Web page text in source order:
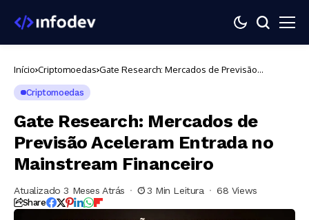
Início Criptomoedas Gate Research: Mercados de Previsão
Criptomoedas
Gate Research: Mercados de
Previsão Aceleram Entrada no
Mainstream Financeiro
Atualizado 3 Meses Atrás 3 Min Leitura 68 Views
Share